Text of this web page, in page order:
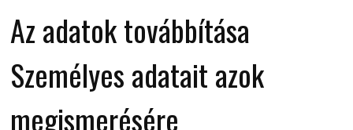
Az adatok továbbítása
Személyes adatait azok
megismerésére